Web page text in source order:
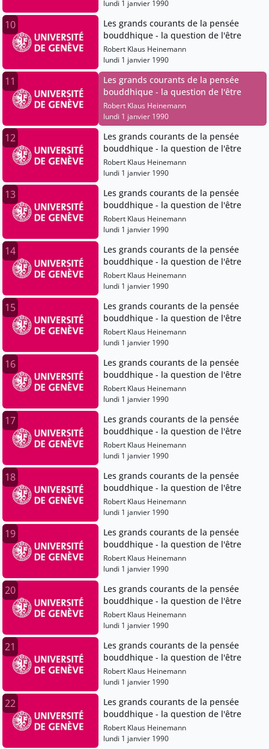
lundi 1 janvier 1990
10
Les grands courants de la pensée
bouddhique - la question de l'être
Robert Klaus Heinemann
lundi 1 janvier 1990
11
Les grands courants de la pensée
bouddhique - la question de l'être
Robert Klaus Heinemann
lundi 1 janvier 1990
12
Les grands courants de la pensée
bouddhique - la question de l'être
Robert Klaus Heinemann
lundi 1 janvier 1990
13
Les grands courants de la pensée
bouddhique - la question de l'être
Robert Klaus Heinemann
lundi 1 janvier 1990
14
Les grands courants de la pensée
bouddhique - la question de l'être
Robert Klaus Heinemann
lundi 1 janvier 1990
15
Les grands courants de la pensée
bouddhique - la question de l'être
Robert Klaus Heinemann
lundi 1 janvier 1990
16
Les grands courants de la pensée
bouddhique - la question de l'être
Robert Klaus Heinemann
lundi 1 janvier 1990
17
Les grands courants de la pensée
bouddhique - la question de l'être
Robert Klaus Heinemann
lundi 1 janvier 1990
18
Les grands courants de la pensée
bouddhique - la question de l'être
Robert Klaus Heinemann
lundi 1 janvier 1990
19
Les grands courants de la pensée
bouddhique - la question de l'être
Robert Klaus Heinemann
lundi 1 janvier 1990
20
Les grands courants de la pensée
bouddhique - la question de l'être
Robert Klaus Heinemann
lundi 1 janvier 1990
21
Les grands courants de la pensée
bouddhique - la question de l'être
Robert Klaus Heinemann
lundi 1 janvier 1990
22
Les grands courants de la pensée
bouddhique - la question de l'être
Robert Klaus Heinemann
lundi 1 janvier 1990